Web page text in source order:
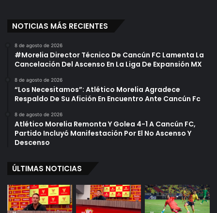
NOTICIAS MÁS RECIENTES
8 de agosto de 2026
#Morelia Director Técnico De Cancún FC Lamenta La
Cancelación Del Ascenso En La Liga De Expansión MX
8 de agosto de 2026
“Los Necesitamos”: Atlético Morelia Agradece
Respaldo De Su Afición En Encuentro Ante Cancún Fc
8 de agosto de 2026
Atlético Morelia Remonta Y Golea 4-1 A Cancún FC,
Partido Incluyó Manifestación Por El No Ascenso Y
Descenso
ÚLTIMAS NOTICIAS